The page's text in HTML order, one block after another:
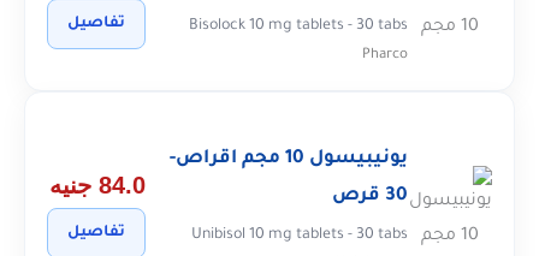
Bisolock 10 mg tablets - 30 tabs
Pharco
تفاصيل
يونيبيسول 10 مجم اقراص-
30 قرص
Unibisol 10 mg tablets - 30 tabs
84.0 جنيه
تفاصيل